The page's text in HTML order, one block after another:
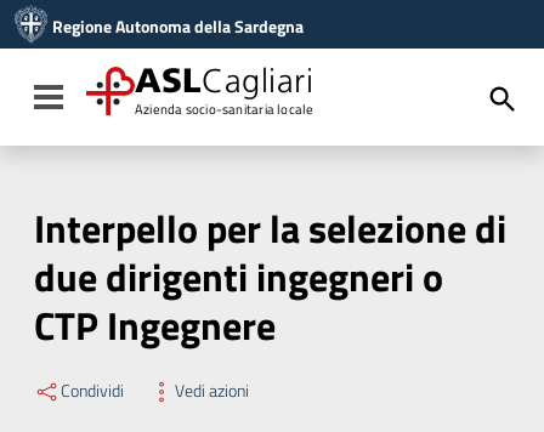
Vai al menu di navigazione
Vai al footer
Regione Autonoma della Sardegna
Toggle navigation
ASLCagliari
Azienda socio-sanitaria locale
Interpello per la selezione di
due dirigenti ingegneri o
CTP Ingegnere
Condividi Vedi azioni